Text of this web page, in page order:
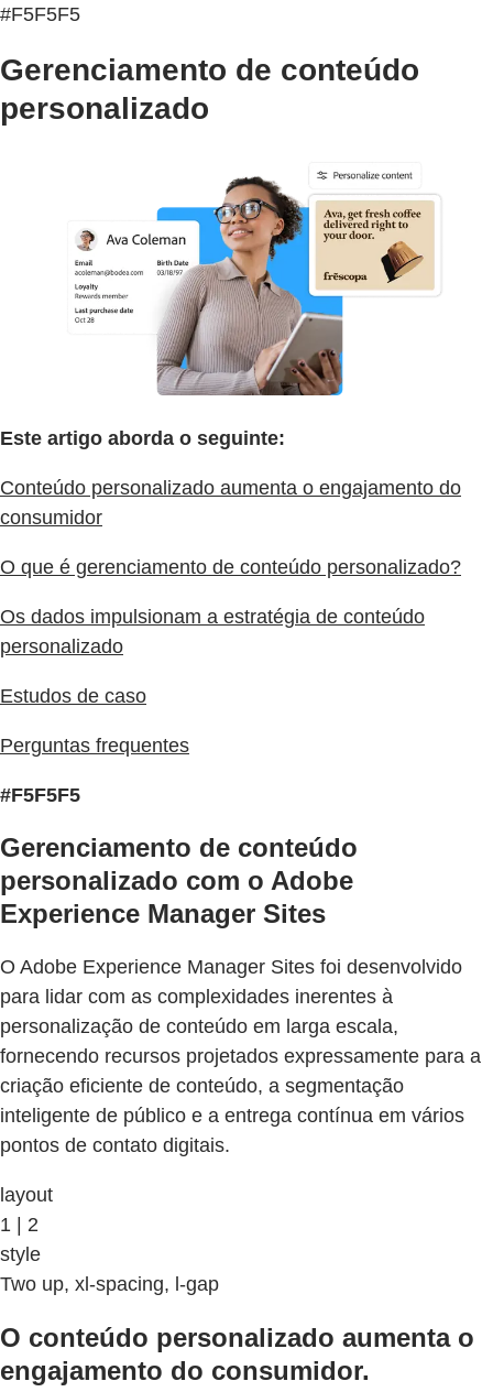
#F5F5F5
Gerenciamento de conteúdo
personalizado
Este artigo aborda o seguinte:
Conteúdo personalizado aumenta o engajamento do
consumidor
O que é gerenciamento de conteúdo personalizado?
Os dados impulsionam a estratégia de conteúdo
personalizado
Estudos de caso
Perguntas frequentes
#F5F5F5
Gerenciamento de conteúdo
personalizado com o Adobe
Experience Manager Sites
O Adobe Experience Manager Sites foi desenvolvido
para lidar com as complexidades inerentes à
personalização de conteúdo em larga escala,
fornecendo recursos projetados expressamente para a
criação eficiente de conteúdo, a segmentação
inteligente de público e a entrega contínua em vários
pontos de contato digitais.
layout
1 | 2
style
Two up, xl-spacing, l-gap
O conteúdo personalizado aumenta o
engajamento do consumidor.